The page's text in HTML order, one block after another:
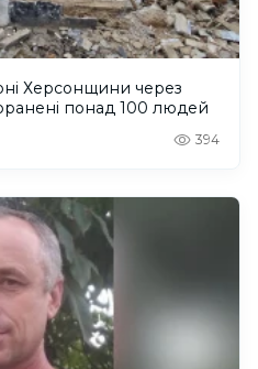
Херсонщини через
понад 100 людей
394